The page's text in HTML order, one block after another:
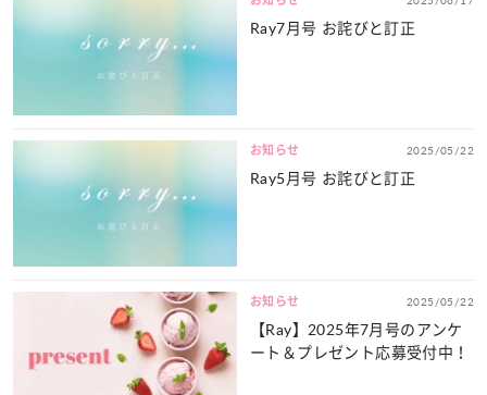
Ray7月号 お詫びと訂正
お知らせ 2025/05/22
Ray5月号 お詫びと訂正
お知らせ 2025/05/22
【Ray】2025年7月号のアンケ
ート＆プレゼント応募受付中！